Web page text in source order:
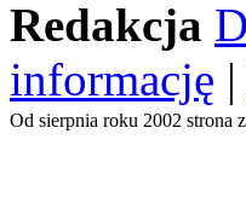
Redakcja
informację |
Od sierpnia roku 2002